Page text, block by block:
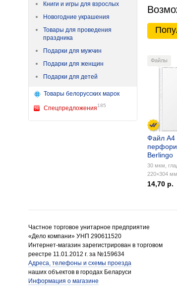
Книги и игры для взрослых
Новогодние украшения
Товары для проведения
праздника
Подарки для мужчин
Подарки для женщин
Подарки для детей
Товары белорусских марок
Спецпредложения185
Файлы
Файл А4
Berlingo
30 мкм,
220×304
14,70 р.
Частное торговое унитарное предприятие
«Дело компани» УНП 290611520
Интернет-магазин зарегистрирован в торговом
реестре 11.01.2012 г. за №159634
Адреса, телефоны и схемы проезда
наших объектов в городах Беларуси
Информация о магазине